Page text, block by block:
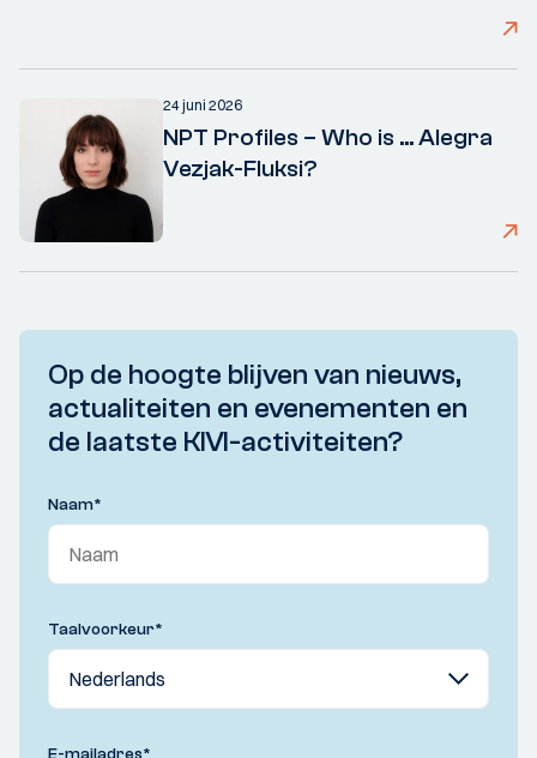
24 juni 2026
NPT Profiles – Who is ... Alegra
Vezjak-Fluksi?
Op de hoogte blijven van nieuws,
actualiteiten en evenementen en
de laatste KIVI-activiteiten?
Naam*
Taalvoorkeur*
E-mailadres*